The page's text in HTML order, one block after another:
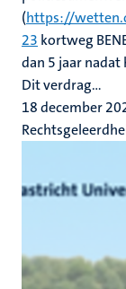
(https://
23 kortweg
dan 5 jaar
Dit verdrag...
18 december